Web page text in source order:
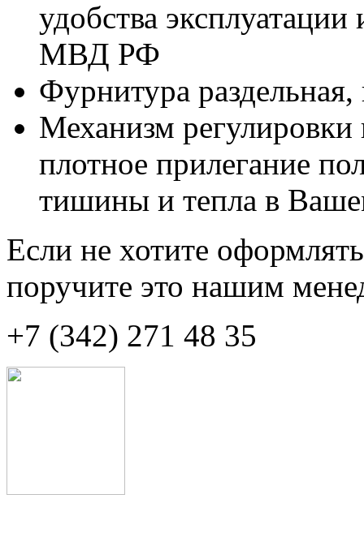
удобства
МВД РФ
Фурнитура
Механизм регулировки
плотное прилегание
тишины и тепла в
Если не хотите
поручите это нашим
+7 (342) 271 48 35